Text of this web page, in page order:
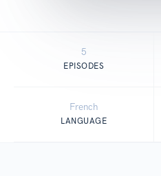
5
EPISODES
French
LANGUAGE